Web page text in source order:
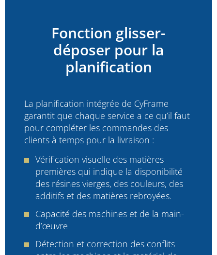
Fonction glisser-
déposer pour la
planification
La planification intégrée de CyFrame
garantit que chaque service a ce qu’il faut
pour compléter les commandes des
clients à temps pour la livraison :
Vérification visuelle des matières
premières qui indique la disponibilité
des résines vierges, des couleurs, des
additifs et des matières rebroyées.
Capacité des machines et de la main-
d’œuvre
Détection et correction des conflits